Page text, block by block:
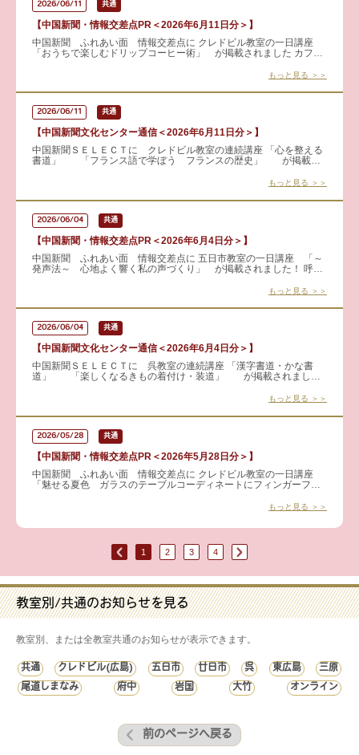
2026/06/11 共通
【中国新聞・情報交差点PR＜2026年6月11日分＞】
中国新聞 ふれあい面 情報交差点に クレドビル教室の一日講座
「おうちで楽しむドリップコーヒー術」 が掲載されました カフェ
もっと見る ＞＞
2026/06/11 共通
【中国新聞文化センター通信＜2026年6月11日分＞】
中国新聞ＳＥＬＥＣＴに クレドビル教室の連続講座 「心を整える
書道」 「フランス語で学ぼう フランスの歴史」 が掲載さ
もっと見る ＞＞
2026/06/04 共通
【中国新聞・情報交差点PR＜2026年6月4日分＞】
中国新聞 ふれあい面 情報交差点に 五日市教室の一日講座 「～
発声法～ 心地よく響く私の声づくり」 が掲載されました！ 呼吸
もっと見る ＞＞
2026/06/04 共通
【中国新聞文化センター通信＜2026年6月4日分＞】
中国新聞ＳＥＬＥＣＴに 呉教室の連続講座 「漢字書道・かな書
道」 「楽しくなるきもの着付け・装道」 が掲載されました
もっと見る ＞＞
2026/05/28 共通
【中国新聞・情報交差点PR＜2026年5月28日分＞】
中国新聞 ふれあい面 情報交差点に クレドビル教室の一日講座
「魅せる夏色 ガラスのテーブルコーディネートにフィンガーフー
もっと見る ＞＞
1 2 3 4
教室別/共通のお知らせを見る
教室別、または全教室共通のお知らせが表示できます。
共通 クレドビル(広島) 五日市 廿日市 呉 東広島
三原
尾道しまなみ
府中 岩国 大竹 オンライン
前のページへ戻る